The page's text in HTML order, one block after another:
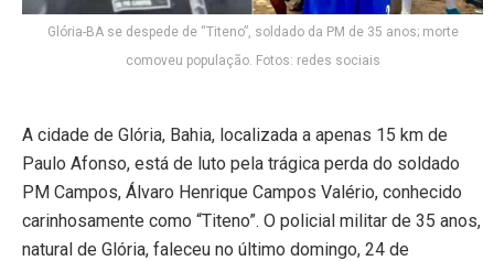
Glória-BA se despede de “Titeno”, soldado da PM de 35 anos; morte
comoveu população. Fotos: redes sociais
A cidade de Glória, Bahia, localizada a apenas 15 km de
Paulo Afonso, está de luto pela trágica perda do soldado
PM Campos, Álvaro Henrique Campos Valério, conhecido
carinhosamente como “Titeno”. O policial militar de 35 anos,
natural de Glória, faleceu no último domingo, 24 de